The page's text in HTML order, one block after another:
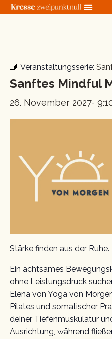
Zum
Veranstaltungsserie:
Sanftes Mindful
26. November 2027-
Stärke finden aus der Ruhe.
Ein achtsames
ohne Leistungsdruck
Elena von Yoga von
Pilates und somatischer
deiner Tiefenmuskulatur
Ausrichtung, während